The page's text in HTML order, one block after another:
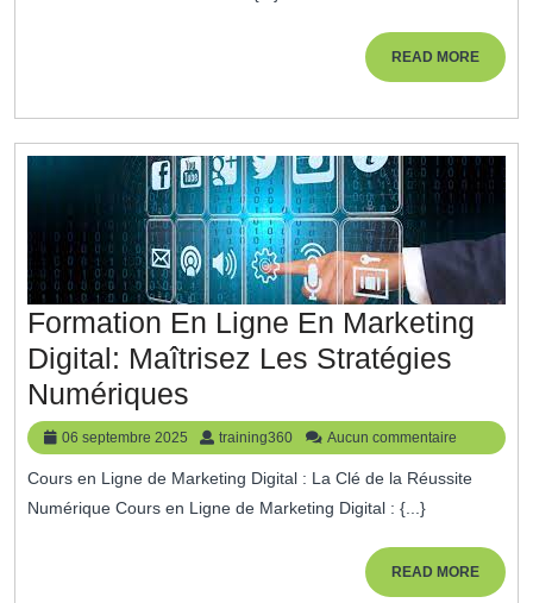
Des
La
Réussite
READ MOREREAD
MORE
Formation En Ligne En Marketing
Digital: Maîtrisez Les Stratégies
Numériques
En
Ligne
En
06 septembre 2025
06
septembre
2025
training360 training360
Aucun commentaire
Cours en Ligne de Marketing Digital : La Clé de la Réussite
Numérique Cours en Ligne de Marketing Digital : {...}
READ MOREREAD
MORE